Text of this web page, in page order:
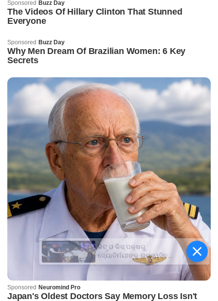
କିଟ୍‍ ଓ କିସ୍‍ ପକ୍ଷରୁ
ଜ୍ୟୋତିର୍ମୟୀଙ୍କୁ ଉଚ୍ଛ୍ୱସିତ
ସମ୍ବର୍ଦ୍ଧନା; ୫ଲକ୍ଷ ଟଙ୍କାର
ପ୍ରୋତ୍ସାହନ ରାଶି ପ୍ରଦାନ